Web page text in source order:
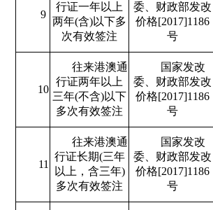
9
行证一年以上
两年(含)以下多
次有效签注
委、财政部发改
价格[2017]1186
号
10
往来港澳通
行证两年以上
三年(不含)以下
多次有效签注
国家发改
委、财政部发改
价格[2017]1186
号
11
往来港澳通
行证长期(三年
以上，含三年)
多次有效签注
国家发改
委、财政部发改
价格[2017]1186
号